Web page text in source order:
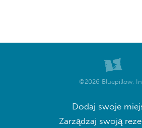
©2026 Bluepillow,
Dodaj swoje
Zarządzaj swoją